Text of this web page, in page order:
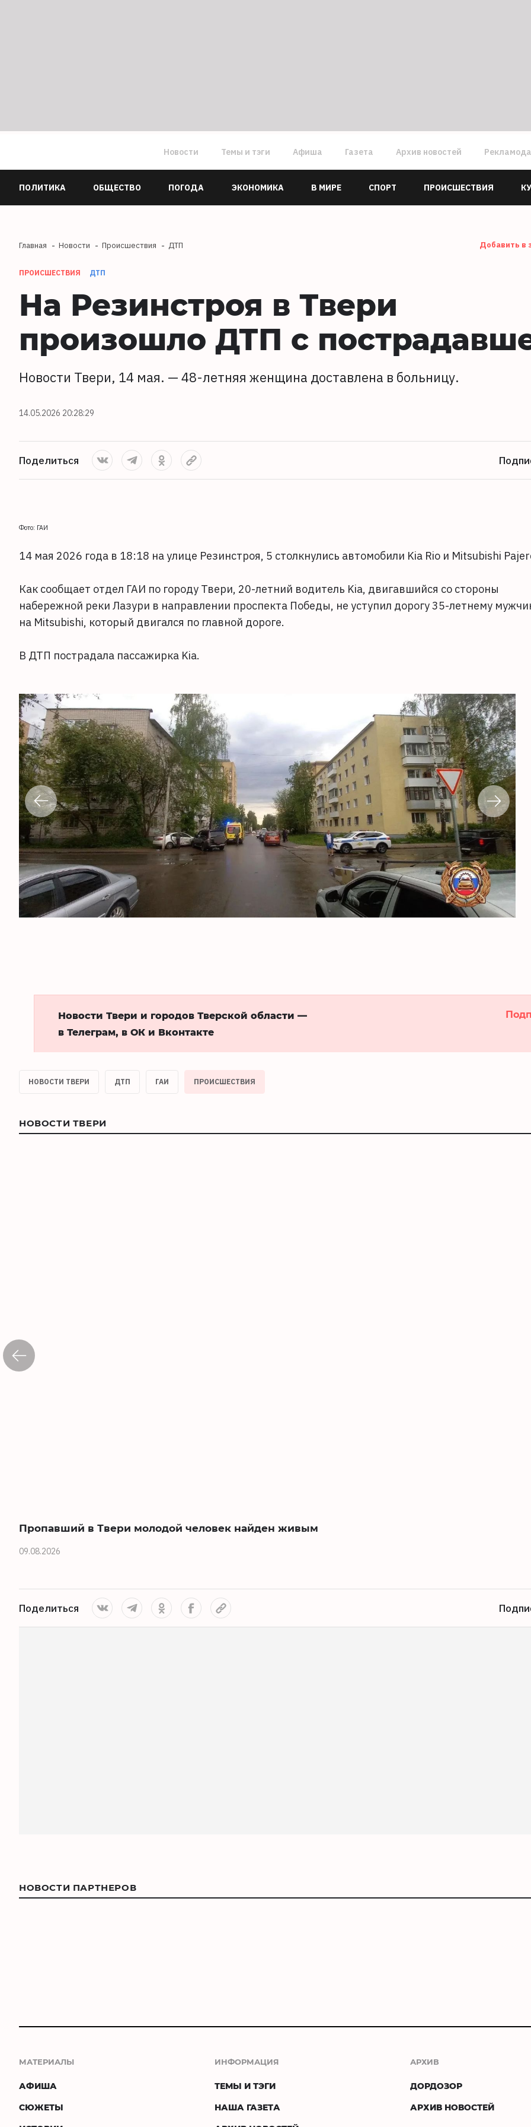
Новости Темы и тэги Афиша Газета Архив новостей
ПОЛИТИКА ОБЩЕСТВО ПОГОДА ЭКОНОМИКА В МИРЕ СПОРТ ПРОИСШЕСТВИЯ
Главная Новости Происшествия ДТП Добавить в
ПРОИСШЕСТВИЯ ДТП
На Резинстроя в Твери
произошло ДТП с
Новости Твери, 14 мая. — 48-летняя женщина доставлена в больницу.
14.05.2026 20:28:29
Поделиться
Фото: ГАИ
14 мая 2026 года в 18:18 на улице Резинстроя, 5 столкнулись автомобили Kia Rio и Mitsubishi
Как сообщает отдел ГАИ по городу Твери, 20-летний водитель Kia, двигавшийся со стороны
набережной реки Лазури в направлении проспекта Победы, не уступил дорогу 35-летнему
на Mitsubishi, который двигался по главной дороге.
В ДТП пострадала пассажирка Kia.
Новости Твери и городов Тверской области —
в Телеграм, в ОК и Вконтакте
НОВОСТИ ТВЕРИ ДТП ГАИ ПРОИСШЕСТВИЯ
НОВОСТИ ТВЕРИ
Пропавший в Твери молодой человек найден живым
09.08.2026
Поделиться
НОВОСТИ ПАРТНЕРОВ
МАТЕРИАЛЫ
АФИША
СЮЖЕТЫ
ИНФОРМАЦИЯ
ТЕМЫ И ТЭГИ
НАША ГАЗЕТА
АРХИВ
ДОРДОЗОР
АРХИВ НОВОСТЕЙ